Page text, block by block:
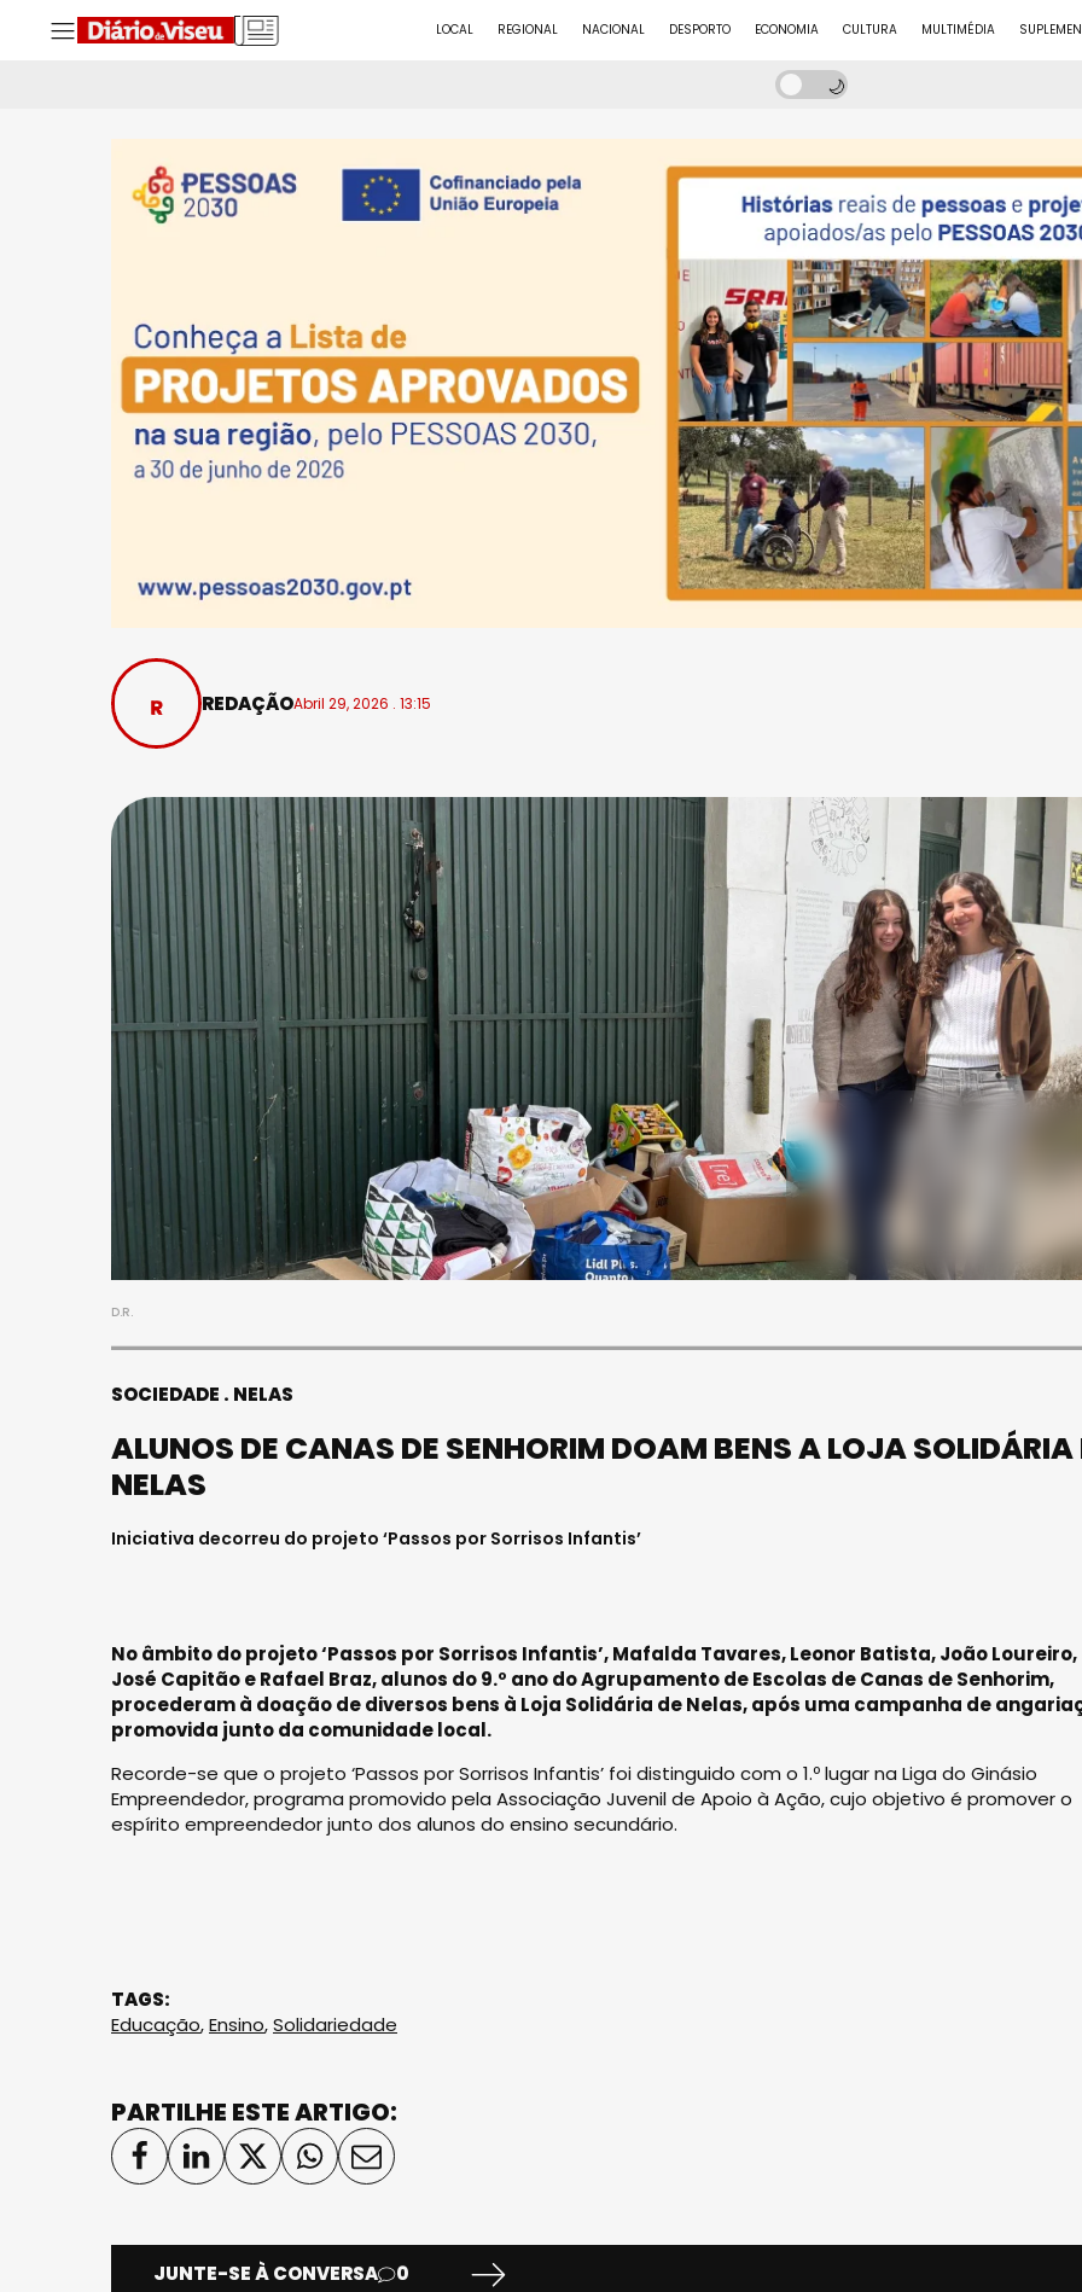
LOCAL REGIONAL NACIONAL DESPORTO ECONOMIA CULTURA MULTIMÉDIA
REDAÇÃOAbril 29, 2026 . 13:15
D.R.
SOCIEDADE NELAS
ALUNOS DE CANAS DE SENHORIM DOAM BENS A LOJA SOLIDÁRIA
NELAS
Iniciativa decorreu do projeto ‘Passos por Sorrisos Infantis’
No âmbito do projeto ‘Passos por Sorrisos Infantis’, Mafalda Tavares, Leonor Batista, João Loureiro,
José Capitão e Rafael Braz, alunos do 9.º ano do Agrupamento de Escolas de Canas de Senhorim,
procederam à doação de diversos bens à Loja Solidária de Nelas, após uma campanha de
promovida junto da comunidade local.
Recorde-se que o projeto ‘Passos por Sorrisos Infantis’ foi distinguido com o 1.º lugar na Liga do Ginásio
Empreendedor, programa promovido pela Associação Juvenil de Apoio à Ação, cujo objetivo é promover o
espírito empreendedor junto dos alunos do ensino secundário.
TAGS:
Educação,Ensino,Solidariedade
PARTILHE ESTE ARTIGO:
JUNTE-SE À CONVERSA 0
SOCIEDADE
ASAE APREENDE CERCA DE
21 MIL LITROS DE VINHO E
ESPUMANTE NA REGIÃO